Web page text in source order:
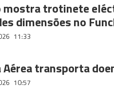
mostra trotinete
dimensões no
11:33
Aérea transporta
10:57